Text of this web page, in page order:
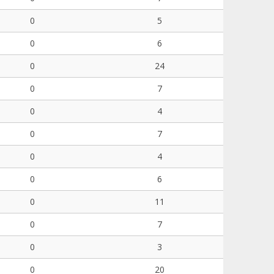
0
5
0
6
0
24
0
7
0
4
0
7
0
4
0
6
0
11
0
7
0
3
0
20